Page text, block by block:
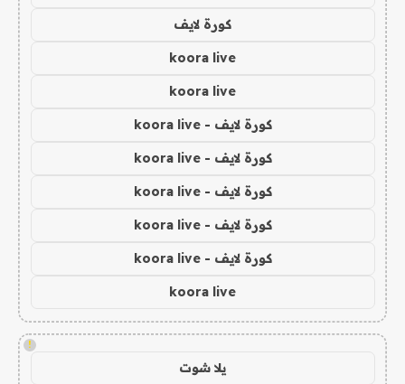
كورة لايف
koora live
koora live
كورة لايف - koora live
كورة لايف - koora live
كورة لايف - koora live
كورة لايف - koora live
كورة لايف - koora live
koora live
!
يلا شوت